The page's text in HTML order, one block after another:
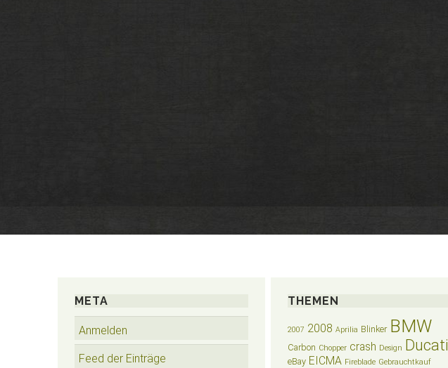
META
Anmelden
Feed der Einträge
THEMEN
2007 2008 Aprilia Blinker BMW
Carbon Chopper crash Design Ducati
eBay EICMA Fireblade Gebrauchtkauf